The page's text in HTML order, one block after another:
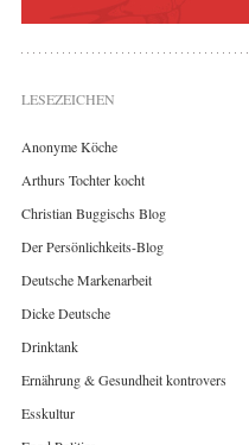
LESEZEICHEN
Anonyme Köche
Arthurs Tochter kocht
Christian Buggischs Blog
Der Persönlichkeits-Blog
Deutsche Markenarbeit
Dicke Deutsche
Drinktank
Ernährung & Gesundheit kontrovers
Esskultur